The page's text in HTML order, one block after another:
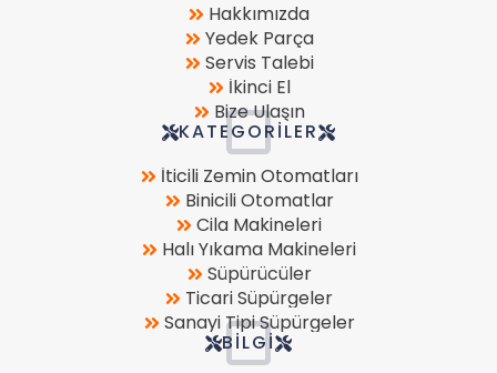
Hakkımızda
Yedek Parça
Servis Talebi
İkinci El
Bize Ulaşın
KATEGORILER
İticili Zemin Otomatları
Binicili Otomatlar
Cila Makineleri
Halı Yıkama Makineleri
Süpürücüler
Ticari Süpürgeler
Sanayi Tipi Süpürgeler
BILGI